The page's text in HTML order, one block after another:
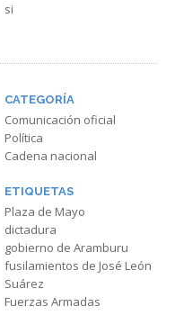
si
CATEGORÍA
Comunicación oficial
Política
Cadena nacional
ETIQUETAS
Plaza de Mayo
dictadura
gobierno de Aramburu
fusilamientos de José León
Suárez
Fuerzas Armadas